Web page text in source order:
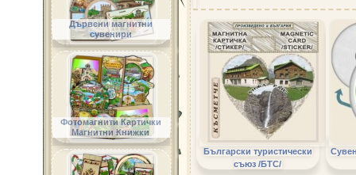
Български туристически
съюз /БТС/
Дървени магнитни
сувенири
Фотомагнити Картички
Магнитни Книжки